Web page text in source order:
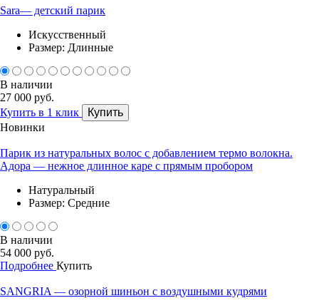
Sara— детский парик
Искусственный
Размер: Длинные
В наличии
27 000 руб.
Купить в 1 клик
Купить
Новинки
Парик из натуральных волос с добавлением термо волокна.
Адора — нежное длинное каре с прямым пробором
Натуральный
Размер: Средние
В наличии
54 000 руб.
Подробнее Купить
SANGRIA — озорной шиньон с воздушными кудрями